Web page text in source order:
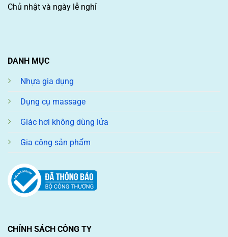
DANH MỤC
Nhựa gia dụng
Dụng cụ massage
Giác hơi không dùng lửa
Gia công sản phẩm
CHÍNH SÁCH CÔNG TY
Chủ nhật và ngày lễ nghỉ